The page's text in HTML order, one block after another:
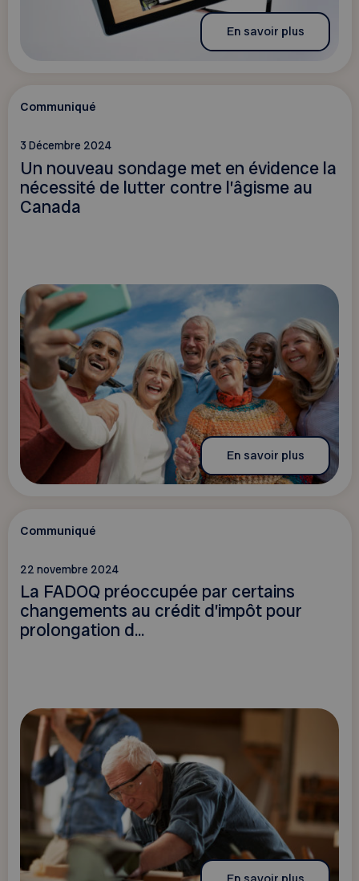
En savoir plus
Communiqué
3 Décembre 2024
Un nouveau sondage met en évidence la
nécessité de lutter contre l’âgisme au
Canada
En savoir plus
Communiqué
22 novembre 2024
La FADOQ préoccupée par certains
changements au crédit d’impôt pour
prolongation d...